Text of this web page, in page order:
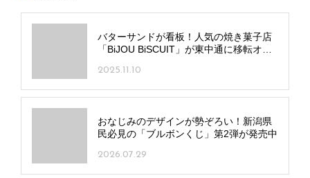
バターサンドが看板！人気の焼き菓子店
「BiJOU BiSCUIT」が東中通に移転オー
2025.11.10
おなじみのデザインが勢ぞろい！新潟県
民必見の「ブルボンくじ」第2弾が発売中
2026.07.29